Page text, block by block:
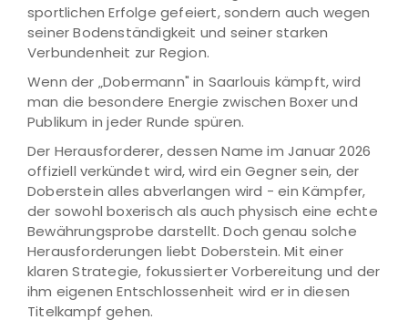
sportlichen Erfolge gefeiert, sondern auch wegen
seiner Bodenständigkeit und seiner starken
Verbundenheit zur Region.
Wenn der „Dobermann" in Saarlouis kämpft, wird
man die besondere Energie zwischen Boxer und
Publikum in jeder Runde spüren.
Der Herausforderer, dessen Name im Januar 2026
offiziell verkündet wird, wird ein Gegner sein, der
Doberstein alles abverlangen wird - ein Kämpfer,
der sowohl boxerisch als auch physisch eine echte
Bewährungsprobe darstellt. Doch genau solche
Herausforderungen liebt Doberstein. Mit einer
klaren Strategie, fokussierter Vorbereitung und der
ihm eigenen Entschlossenheit wird er in diesen
Titelkampf gehen.